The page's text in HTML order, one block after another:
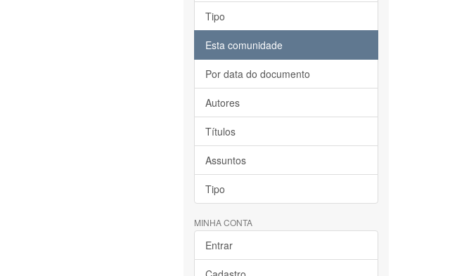
Tipo
Esta comunidade
Por data do documento
Autores
Títulos
Assuntos
Tipo
MINHA CONTA
Entrar